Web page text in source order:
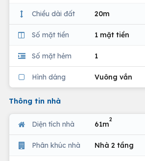
Chiều dài đất 20m
Số mặt tiền 1 mặt tiền
Số mặt hẻm 1
Hình dáng Vuông vắn
Thông tin nhà
Diện tích nhà 61m
2
Phân khúc nhà Nhà 2 tầng